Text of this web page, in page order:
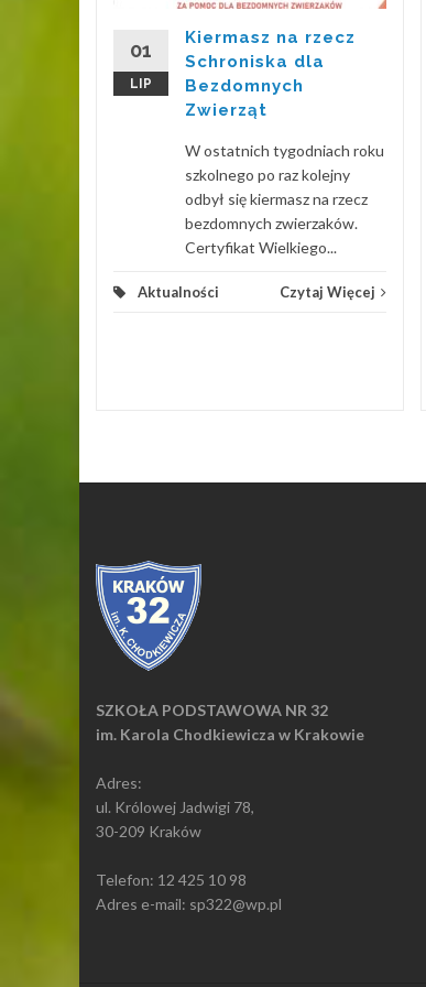
01
LIP
Kiermasz na rzecz
Schroniska dla
Bezdomnych
Zwierząt
W ostatnich tygodniach roku
szkolnego po raz kolejny
odbył się kiermasz na rzecz
bezdomnych zwierzaków.
Certyfikat Wielkiego...
Aktualności Czytaj Więcej
SZKOŁA PODSTAWOWA NR 32
im. Karola Chodkiewicza w Krakowie
Adres:
ul. Królowej Jadwigi 78,
30-209 Kraków
Telefon: 12 425 10 98
Adres e-mail: sp322@wp.pl